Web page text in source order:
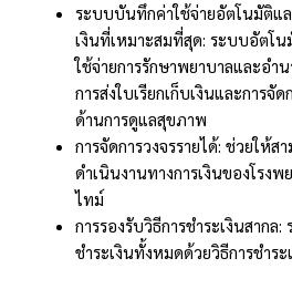
ระบบบันทึกค่าใช้จ่ายอัตโนมัติแล
เงินที่เหมาะสมที่สุด: ระบบอัตโ
ใช้จ่ายการรักษาพยาบาลและอำ
การส่งใบเรียกเก็บเงินและการจั
ด้านการดูแลสุขภาพ
การจัดการวงจรรายได้: ช่วยให้ส
ดำเนินงานทางการเงินของโรงพ
ไทม์
การรองรับวิธีการชำระเงินสากล
ชำระเงินทั้งหมดด้วยวิธีการชำระ